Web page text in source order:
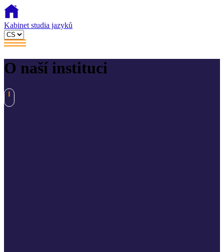
Kabinet studia jazyků
O naší instituci